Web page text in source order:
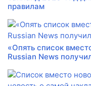
правилам
«Опять список
Russian News